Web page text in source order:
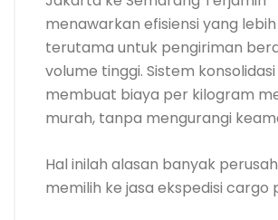
menawarkan efisiensi yang
terutama untuk pengiriman
volume tinggi. Sistem
membuat biaya per kilogram
murah, tanpa mengurangi
Hal inilah alasan banyak
memilih ke jasa ekspedisi cargo